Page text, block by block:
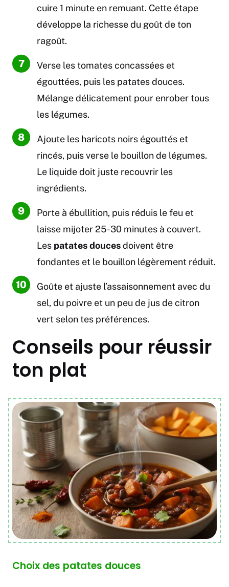
cuire 1 minute en remuant. Cette étape
développe la richesse du goût de ton
ragoût.
Verse les tomates concassées et
égouttées, puis les patates douces.
Mélange délicatement pour enrober tous
les légumes.
Ajoute les haricots noirs égouttés et
rincés, puis verse le bouillon de légumes.
Le liquide doit juste recouvrir les
ingrédients.
Porte à ébullition, puis réduis le feu et
laisse mijoter 25-30 minutes à couvert.
Les patates doucesdoivent être
fondantes et le bouillon légèrement réduit.
Goûte et ajuste l’assaisonnement avec du
sel, du poivre et un peu de jus de citron
vert selon tes préférences.
Conseils pour réussir
ton plat
Choix des patates douces